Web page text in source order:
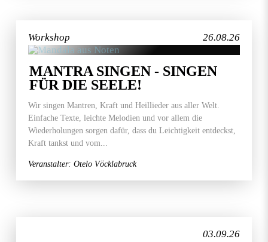
26.08.26
Workshop
MANTRA SINGEN - SINGEN
FÜR DIE SEELE!
Wir singen Mantren, Kraft und Heillieder aus aller Welt.
Einfache Texte, leichte Melodien und vor allem die
Wiederholungen sorgen dafür, dass du Leichtigkeit entdeckst,
Kraft tankst und vom...
Veranstalter: Otelo Vöcklabruck
03.09.26